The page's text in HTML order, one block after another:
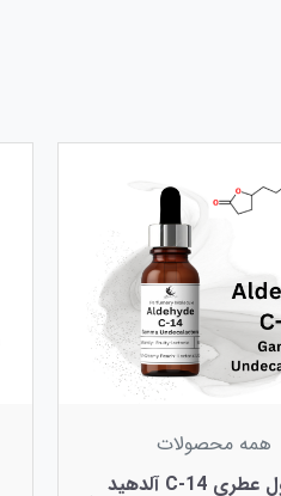
همه محصولات
مولکول عطری C-14 آلدهید